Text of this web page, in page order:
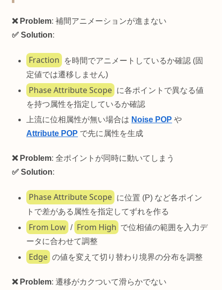
❌ Problem: 補間アニメーションが進まない
✅ Solution:
Fraction
を時間でアニメートしているか確認 (固
定値では遷移しません)
Phase Attribute Scope に各ポイントで異なる値
を持つ属性を指定しているか確認
上流に位相属性が無い場合は Noise POP や
Attribute POP で先に属性を生成
❌ Problem: 全ポイントが同時に動いてしまう
✅ Solution:
Phase Attribute Scope に位置 (P) など各ポイン
トで差がある属性を指定してずれを作る
From Low / From High で位相値の範囲を入力デ
ータに合わせて調整
Edge の値を変えて切り替わり境界の分布を調整
❌ Problem: 遷移がカクついて滑らかでない